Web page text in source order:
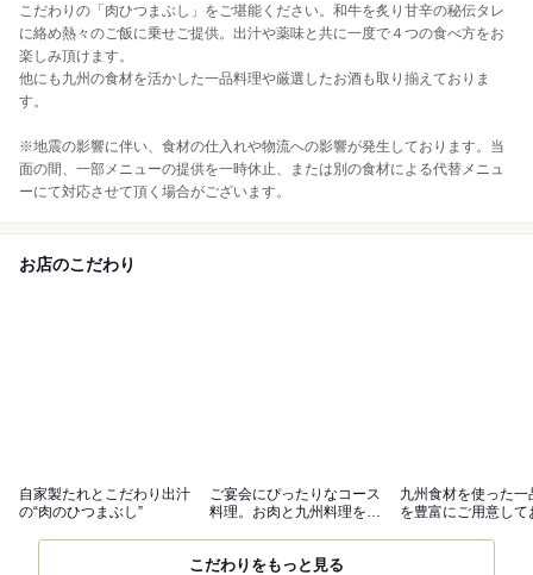
こだわりの「肉ひつまぶし」をご堪能ください。和牛を炙り甘辛の秘伝タレ
に絡め熱々のご飯に乗せご提供。出汁や薬味と共に一度で４つの食べ方をお
楽しみ頂けます。
他にも九州の食材を活かした一品料理や厳選したお酒も取り揃えておりま
す。
※地震の影響に伴い、食材の仕入れや物流への影響が発生しております。当
面の間、一部メニューの提供を一時休止、または別の食材による代替メニュ
ーにて対応させて頂く場合がございます。
お店のこだわり
自家製たれとこだわり出汁
の“肉のひつまぶし”
ご宴会にぴったりなコース
料理。お肉と九州料理をご
九州食材を使った一
を豊富にご用意して
こだわりをもっと見る